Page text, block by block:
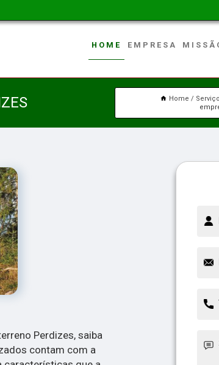
HOME EMPRESA
Home
Perdizes, saiba
contam com a